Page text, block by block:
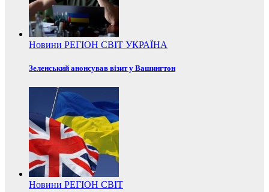
Новини РЕГІОН СВІТ УКРАЇНА
Зеленський анонсував візит у Вашингтон
Новини РЕГІОН СВІТ